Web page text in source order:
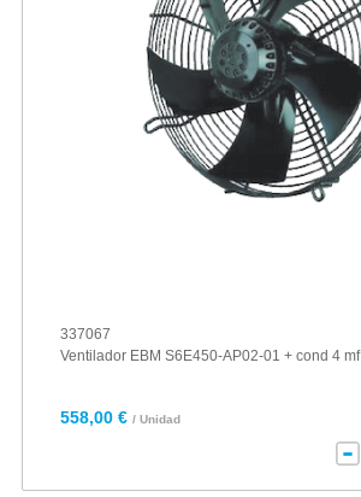
337067
Ventilador EBM S6E450-AP02-01 + cond 4 mf
558,00 € / Unidad